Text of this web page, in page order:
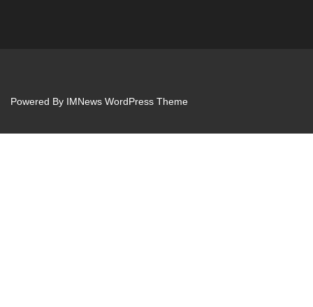
Powered By IMNews WordPress Theme